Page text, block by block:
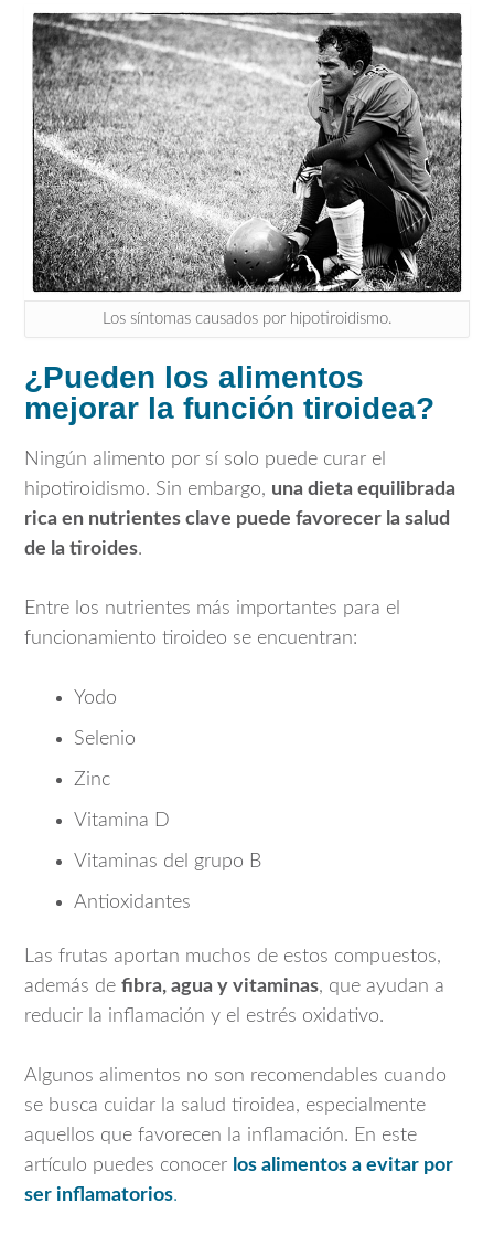
Los síntomas causados por hipotiroidismo.
¿Pueden los alimentos
mejorar la función tiroidea?
Ningún alimento por sí solo puede curar el
hipotiroidismo. Sin embargo, una dieta equilibrada
rica en nutrientes clave puede favorecer la salud
de la tiroides.
Entre los nutrientes más importantes para el
funcionamiento tiroideo se encuentran:
Yodo
Selenio
Zinc
Vitamina D
Vitaminas del grupo B
Antioxidantes
Las frutas aportan muchos de estos compuestos,
además de fibra, agua y vitaminas, que ayudan a
reducir la inflamación y el estrés oxidativo.
Algunos alimentos no son recomendables cuando
se busca cuidar la salud tiroidea, especialmente
aquellos que favorecen la inflamación. En este
artículo puedes conocer los alimentos a evitar por
ser inflamatorios.